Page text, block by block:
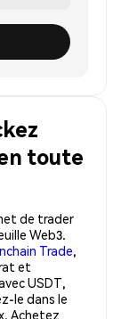
toute
de trader
Web3.
Trade,
et
USDT,
le dans le
Achetez